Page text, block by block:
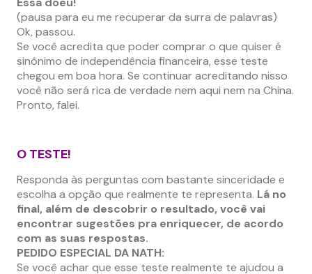
(pausa para eu me recuperar da surra de palavras)
Ok, passou.
Se você acredita que poder comprar o que quiser é
sinônimo de independência financeira, esse teste
chegou em boa hora. Se continuar acreditando nisso
você não será rica de verdade nem aqui nem na China.
Pronto, falei.
O TESTE!
Responda às perguntas com bastante sinceridade e
escolha a opção que realmente te representa. Lá no
final, além de descobrir o resultado, você vai
encontrar sugestões pra enriquecer, de acordo
com as suas respostas.
PEDIDO ESPECIAL DA NATH:
Se você achar que esse teste realmente te ajudou a